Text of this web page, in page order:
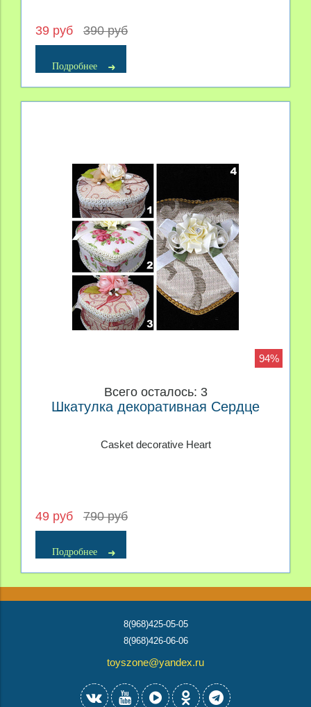
39 руб 390 руб
Подробнее
94%
Всего осталось: 3
Шкатулка декоративная Сердце
Casket decorative Heart
49 руб 790 руб
Подробнее
8(968)425-05-05
8(968)426-06-06
toyszone@yandex.ru